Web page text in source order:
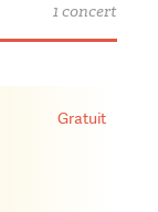
1 concert
Gratuit